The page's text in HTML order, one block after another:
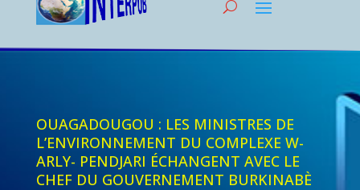
OUAGADOUGOU : LES MINISTRES DE
L’ENVIRONNEMENT DU COMPLEXE W-
ARLY- PENDJARI ÉCHANGENT AVEC LE
CHEF DU GOUVERNEMENT BURKINABÈ